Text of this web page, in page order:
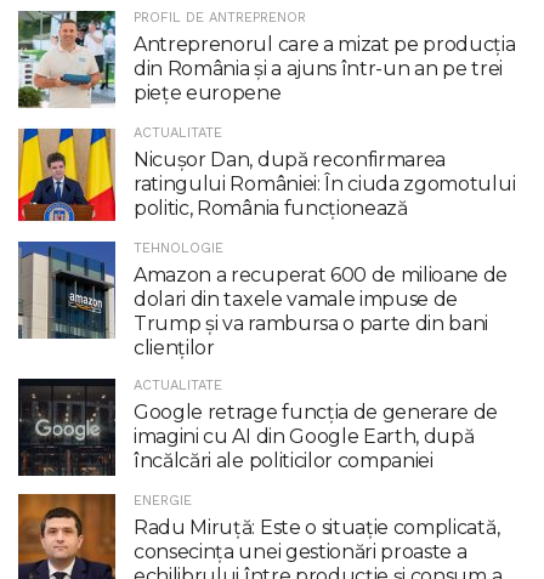
PROFIL DE ANTREPRENOR
Antreprenorul care a mizat pe producția
din România și a ajuns într-un an pe trei
piețe europene
ACTUALITATE
Nicuşor Dan, după reconfirmarea
ratingului României: În ciuda zgomotului
politic, România funcţionează
TEHNOLOGIE
Amazon a recuperat 600 de milioane de
dolari din taxele vamale impuse de
Trump şi va rambursa o parte din bani
clienţilor
ACTUALITATE
Google retrage funcţia de generare de
imagini cu AI din Google Earth, după
încălcări ale politicilor companiei
ENERGIE
Radu Miruţă: Este o situaţie complicată,
consecinţa unei gestionări proaste a